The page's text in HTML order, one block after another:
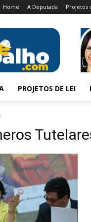
Home A Deputada Projetos
PROJETOS DE LEI